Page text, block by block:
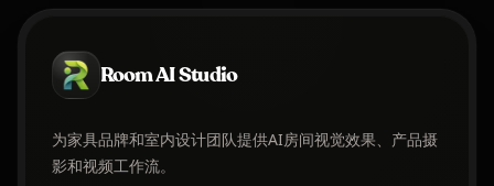
Room AI Studio
为家具品牌和室内设计团队提供AI房间视觉效果、产品摄
影和视频工作流。